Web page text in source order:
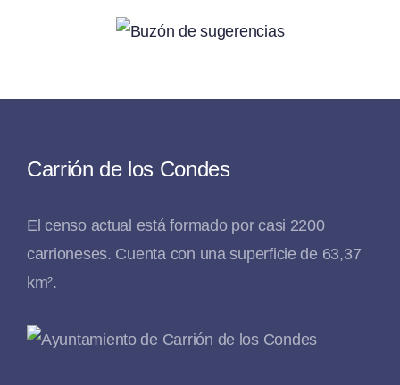
Carrión de los Condes
El censo actual está formado por casi 2200
carrioneses. Cuenta con una superficie de 63,37
km².